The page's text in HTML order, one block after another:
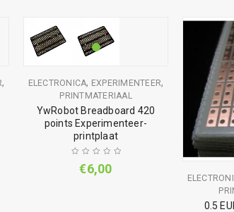
, ELECTRONICA, EXPERIMENTEER,
PRINTMATERIAAL
YwRobot Breadboard 420
points Experimenteer-
printplaat
€6,00
0.5